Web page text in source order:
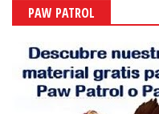
PAW PATROL